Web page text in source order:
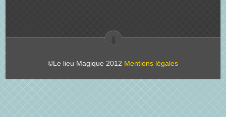
©Le lieu Magique 2012 Mentions légales